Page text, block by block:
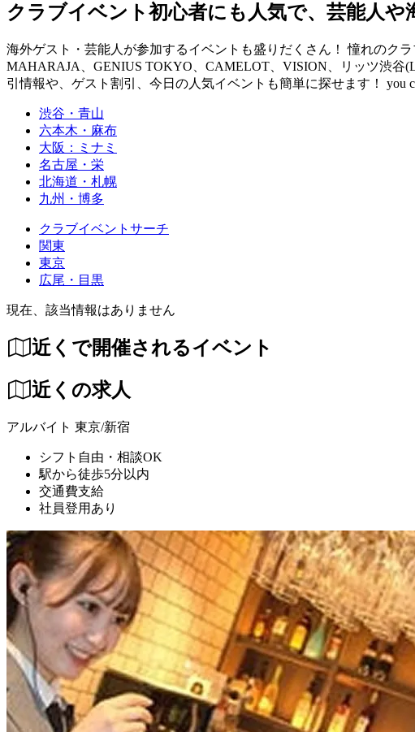
クラブイベント初心者にも人気で、芸能人
海外ゲスト・芸能人が参加するイベントも盛りだくさん！ 憧れのク
MAHARAJA、GENIUS TOKYO、CAMELOT、VISION、リッツ渋谷
引情報や、ゲスト割引、今日の人気イベントも簡単に探せます！ you
渋谷・青山
六本木・麻布
大阪：ミナミ
名古屋・栄
北海道・札幌
九州・博多
クラブイベントサーチ
関東
東京
広尾・目黒
現在、該当情報はありません
近くで開催されるイベント
近くの求人
アルバイト 東京/新宿
シフト自由・相談OK
駅から徒歩5分以内
交通費支給
社員登用あり